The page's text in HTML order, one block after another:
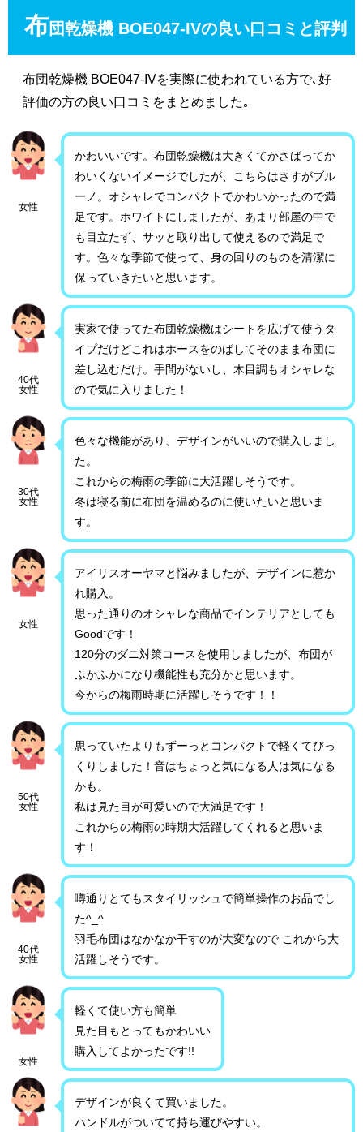
布団乾燥機 BOE047-IVの良い口コミと評判
布団乾燥機 BOE047-IVを実際に使われている方で､好
評価の方の良い口コミをまとめました｡
女性
かわいいです。布団乾燥機は大きくてかさばってか
わいくないイメージでしたが、こちらはさすがブル
ーノ。オシャレでコンパクトでかわいかったので満
足です。ホワイトにしましたが、あまり部屋の中で
も目立たず、サッと取り出して使えるので満足で
す。色々な季節で使って、身の回りのものを清潔に
保っていきたいと思います。
40代
女性
実家で使ってた布団乾燥機はシートを広げて使うタ
イプだけどこれはホースをのばしてそのまま布団に
差し込むだけ。手間がないし、木目調もオシャレな
ので気に入りました！
30代
女性
色々な機能があり、デザインがいいので購入しまし
た。
これからの梅雨の季節に大活躍しそうです。
冬は寝る前に布団を温めるのに使いたいと思いま
す。
女性
アイリスオーヤマと悩みましたが、デザインに惹か
れ購入。
思った通りのオシャレな商品でインテリアとしても
Goodです！
120分のダニ対策コースを使用しましたが、布団が
ふかふかになり機能性も充分かと思います。
今からの梅雨時期に活躍しそうです！！
50代
女性
思っていたよりもずーっとコンパクトで軽くてびっ
くりしました！音はちょっと気になる人は気になる
かも。
私は見た目が可愛いので大満足です！
これからの梅雨の時期大活躍してくれると思いま
す！
40代
女性
噂通りとてもスタイリッシュで簡単操作のお品でし
た^_^
羽毛布団はなかなか干すのが大変なので これから大
活躍しそうです。
女性
軽くて使い方も簡単
見た目もとってもかわいい
購入してよかったです!!
デザインが良くて買いました。
ハンドルがついてて持ち運びやすい。